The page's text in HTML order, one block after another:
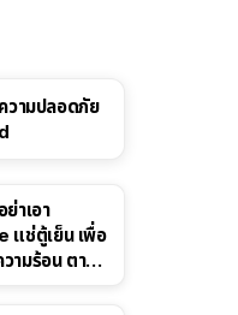
วามปลอดภัย
ย่าเอา
แช่ตู้เย็น เพื่อ
วามร้อน ตาม